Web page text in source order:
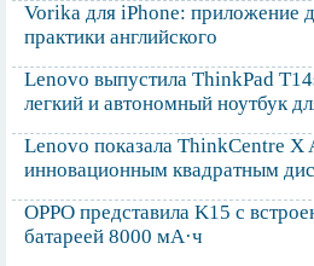
Vorika для iPhone: приложение
практики английского
Lenovo выпустила ThinkPad
легкий и автономный ноутбук
Lenovo показала ThinkCentre X
инновационным квадратным
OPPO представила K15 с
батареей 8000 мА·ч